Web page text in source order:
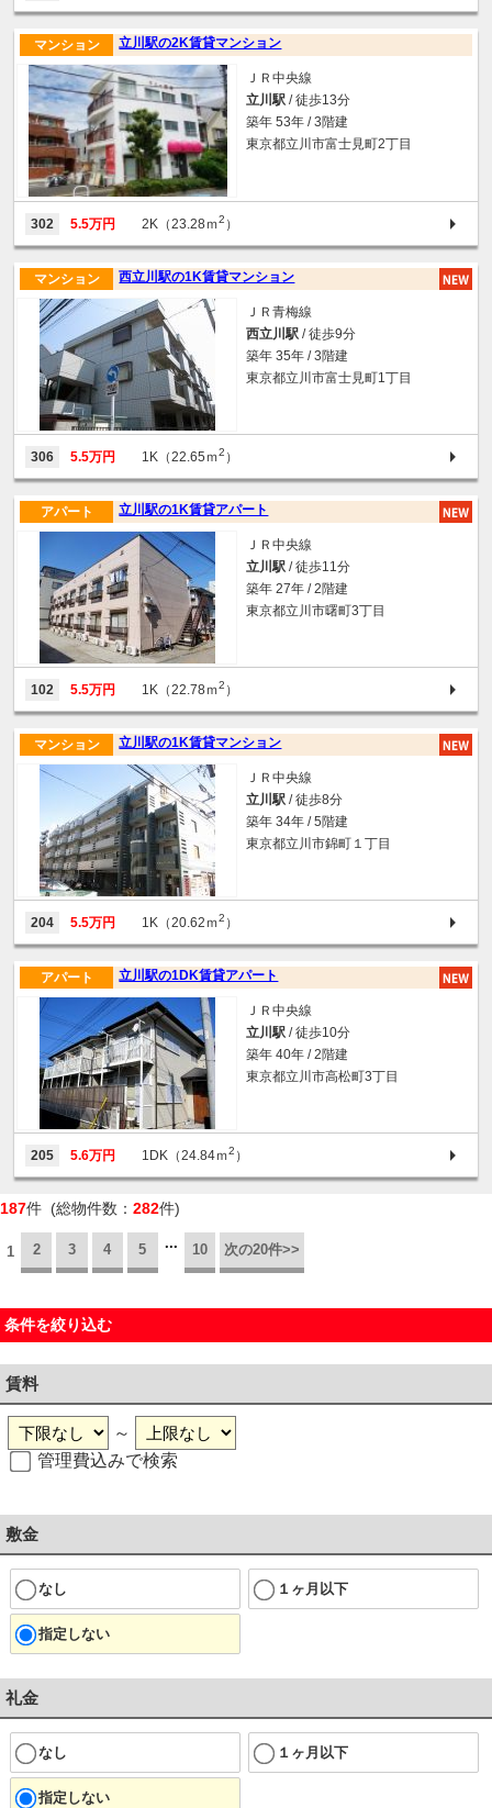
立川駅の2K賃貸マンション
マンション
ＪＲ中央線
立川駅 / 徒歩13分
築年 53年 / 3階建
東京都立川市富士見町2丁目
302 5.5万円 2K（23.28ｍ2 ）
西立川駅の1K賃貸マンション
マンション
ＪＲ青梅線
西立川駅 / 徒歩9分
築年 35年 / 3階建
東京都立川市富士見町1丁目
306 5.5万円 1K（22.65ｍ2 ）
立川駅の1K賃貸アパート
アパート
ＪＲ中央線
立川駅 / 徒歩11分
築年 27年 / 2階建
東京都立川市曙町3丁目
102 5.5万円 1K（22.78ｍ2 ）
立川駅の1K賃貸マンション
マンション
ＪＲ中央線
立川駅 / 徒歩8分
築年 34年 / 5階建
東京都立川市錦町１丁目
204 5.5万円 1K（20.62ｍ2 ）
立川駅の1DK賃貸アパート
アパート
ＪＲ中央線
立川駅 / 徒歩10分
築年 40年 / 2階建
東京都立川市高松町3丁目
205 5.6万円 1DK（24.84ｍ2 ）
187件 (総物件数： 282件)
1 2 3 4 5 ... 10 次の20件>>
条件を絞り込む
賃料
～
管理費込みで検索
敷金
なし １ヶ月以下
指定しない
礼金
なし １ヶ月以下
指定しない